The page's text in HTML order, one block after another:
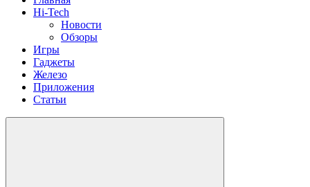
Hi-Tech
Новости
Обзоры
Игры
Гаджеты
Железо
Приложения
Статьи